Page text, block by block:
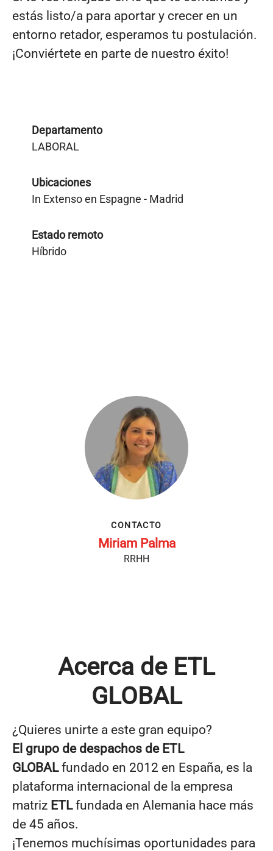
estás listo/a para aportar y crecer en un
entorno retador, esperamos tu postulación.
¡Conviértete en parte de nuestro éxito!
Departamento
LABORAL
Ubicaciones
In Extenso en Espagne - Madrid
Estado remoto
Híbrido
CONTACTO
Miriam Palma
RRHH
Acerca de ETL
GLOBAL
¿Quieres unirte a este gran equipo?
El grupo de despachos de ETL
GLOBALfundado en 2012 en España, es la
plataforma internacional de la empresa
matriz ETLfundada en Alemania hace más
de 45 años.
¡Tenemos muchísimas oportunidades para